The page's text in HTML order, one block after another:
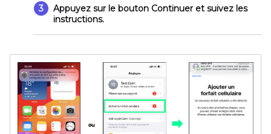
3 Appuyez sur le bouton Continueret suivez les
instructions.